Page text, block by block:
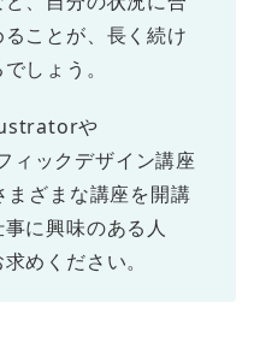
ことが、長く続け
しょう。
や
ックデザイン講座
ざまな講座を開講
に興味のある人
めください。